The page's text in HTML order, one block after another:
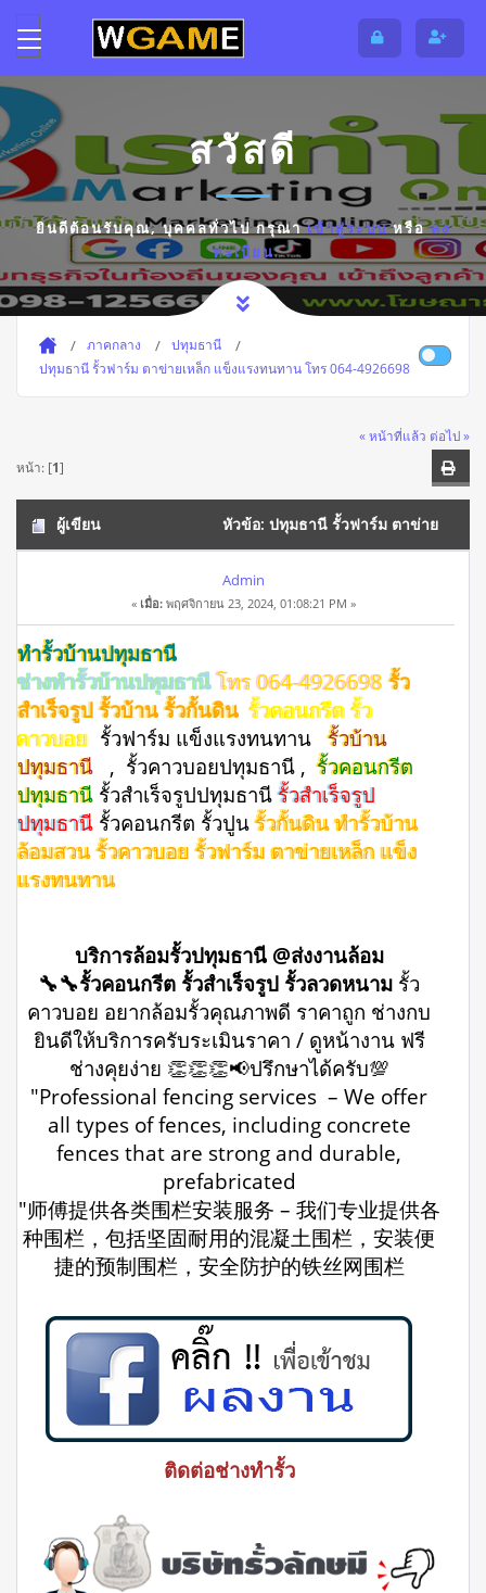
สวัสดี
ยินดีต้อนรับคุณ,บุคคลทั่วไปกรุณาเข้าสู่ระบบหรือลง
ทะเบียน
ภาคกลาง
ปทุมธานี
ปทุมธานี รั้วฟาร์ม ตาข่ายเหล็ก แข็งแรงทนทาน โทร 064-4926698
« หน้าที่แล้ว ต่อไป »
หน้า: [1]
ผู้เขียน หัวข้อ: ปทุมธานี รั้วฟาร์ม ตาข่าย
เหล็ก แข็งแรงทนทาน โทร 064-4926698 (อ่าน 10474 ครั้ง)
Admin
« เมื่อ:พฤศจิกายน 23, 2024, 01:08:21 PM »
ทำรั้วบ้านปทุมธานี
ช่างทำรั้วบ้านปทุมธานีโทร 064-4926698 รั้ว
สำเร็จรูป รั้วบ้าน รั้วกั้นดิน รั้วคอนกรีต รั้ว
คาวบอย รั้วฟาร์ม แข็งแรงทนทาน รั้วบ้าน
ปทุมธานี
, รั้วคาวบอยปทุมธานี , รั้วคอนกรีต
ปทุมธานี รั้วสําเร็จรูปปทุมธานีรั้วสำเร็จรูป
ปทุมธานี รั้วคอนกรีต รั้วปูน รั้วกั้นดิน ทำรั้วบ้าน
ล้อมสวน รั้วคาวบอย รั้วฟาร์ม ตาข่ายเหล็ก แข็ง
แรงทนทาน
บริการล้อมรั้วปทุมธานี @ส่งงานล้อม
🔧🔧รั้วคอนกรีต รั้วสำเร็จรูป รั้วลวดหนาม รั้ว
คาวบอย อยากล้อมรั้วคุณภาพดี ราคาถูก ช่างกบ
ยินดีให้บริการครับระเมินราคา / ดูหน้างาน ฟรี
ช่างคุยง่าย 👏👏👏📢ปรึกษาได้ครับ💯
"Professional fencing services – We offer
all types of fences, including concrete
fences that are strong and durable,
prefabricated
"师傅提供各类围栏安装服务 – 我们专业提供各
种围栏，包括坚固耐用的混凝土围栏，安装便
捷的预制围栏，安全防护的铁丝网围栏
ติดต่อช่างทำรั้ว